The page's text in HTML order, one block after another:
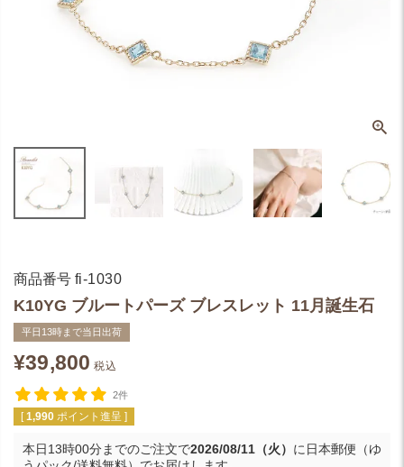
商品番号 fi-1030
K10YG ブルートパーズ ブレスレット 11月誕生石
平日13時まで当日出荷
¥39,800 税込
2件
[ 1,990 ポイント進呈 ]
本日13時00分までのご注文で2026/08/11（火） に 日本郵便（ゆ